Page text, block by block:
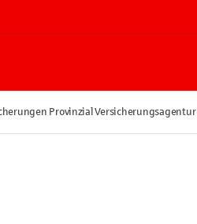
Provinzial Versicherungsagentur